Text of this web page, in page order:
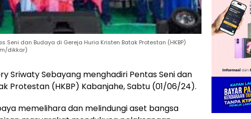
Seni dan Budaya di Gereja Huria Kristen Batak Protestan (HKBP)
dikkar)
Sriwaty Sebayang menghadiri Pentas Seni dan
Protestan (HKBP) Kabanjahe, Sabtu (01/06/24).
memelihara dan melindungi aset bangsa